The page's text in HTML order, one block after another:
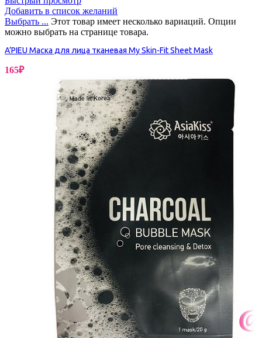
Добавить в список желаний
Выбрать ... Этот товар имеет несколько вариаций. Опции
можно выбрать на странице товара.
A’PIEU Маска для лица тканевая My Skin-Fit Sheet Mask
165₽